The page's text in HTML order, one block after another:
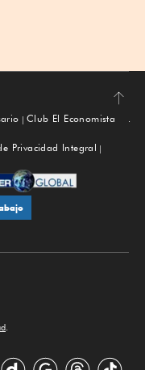
Subir
Club El Economista
Privacidad Integral